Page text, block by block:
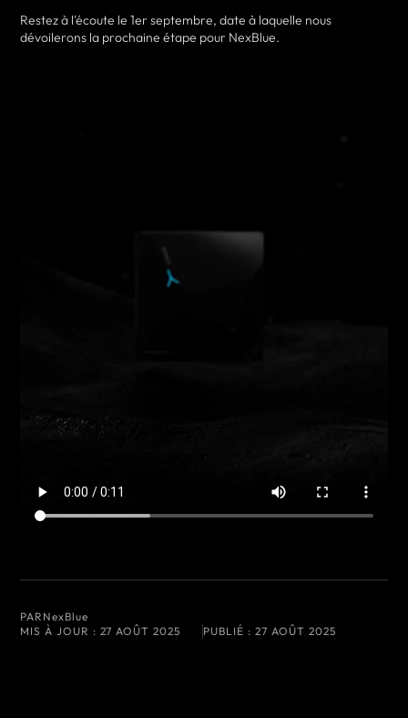
Restez à l'écoute le 1er septembre, date à laquelle nous
dévoilerons la prochaine étape pour NexBlue.
PAR NexBlue
MIS À JOUR : 27 AOÛT 2025 PUBLIÉ : 27 AOÛT 2025